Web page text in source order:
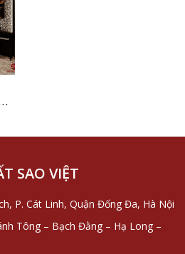
SAO VIỆT
P. Cát Linh, Quận Đống Đa, Hà Nội
Tông – Bạch Đằng – Hạ Long –